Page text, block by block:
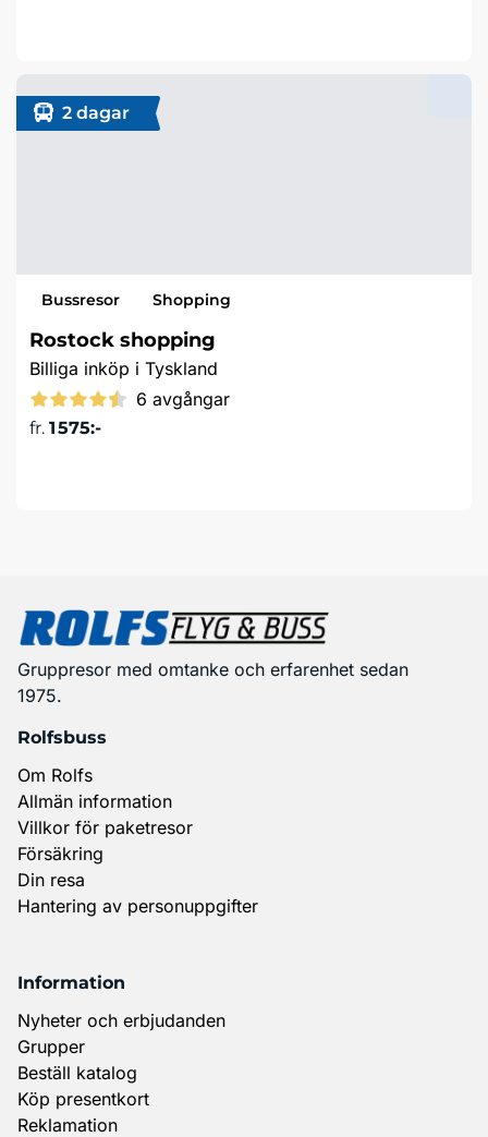
2 dagar
Bussresor Shopping
Rostock shopping
Billiga inköp i Tyskland
6 avgångar
fr. 1 575:-
Gruppresor med omtanke och erfarenhet sedan
1975.
Rolfsbuss
Om Rolfs
Allmän information
Villkor för paketresor
Försäkring
Din resa
Hantering av personuppgifter
Information
Nyheter och erbjudanden
Grupper
Beställ katalog
Köp presentkort
Reklamation